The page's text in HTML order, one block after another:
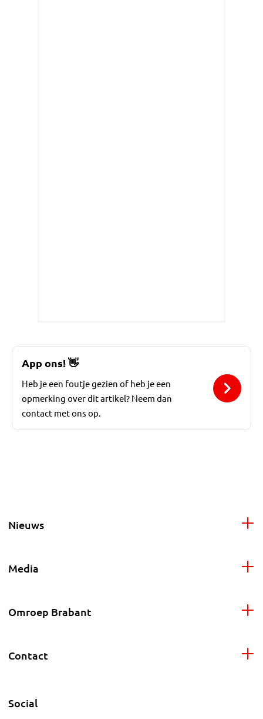
App ons!👋
Heb je een foutje gezien of heb je een
opmerking over dit artikel? Neem dan
contact met ons op.
Nieuws
Media
Omroep Brabant
Contact
Social